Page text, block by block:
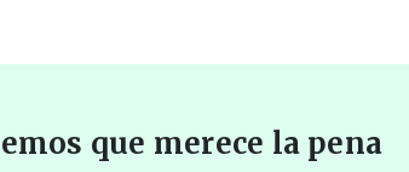
que merece la pena